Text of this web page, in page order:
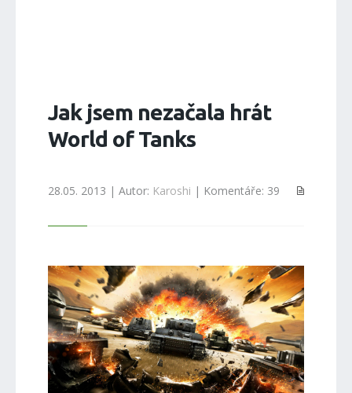
Jak jsem nezačala hrát
World of Tanks
28.05. 2013 | Autor: Karoshi | Komentáře: 39